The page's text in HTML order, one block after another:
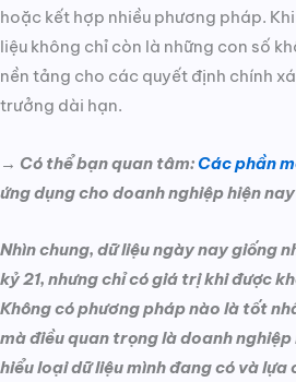
hoặc kết hợp nhiều phương pháp.
liệu không chỉ còn là những con số
nền tảng cho các quyết định chính
trưởng dài hạn.
→ Có thể bạn quan tâm:Các phần
ứng dụng cho doanh nghiệp hiện nay
Nhìn chung, dữ liệu ngày nay giống
kỷ 21, nhưng chỉ có giá trị khi được
Không có phương pháp nào là tốt
mà điều quan trọng là doanh
hiểu loại dữ liệu mình đang có và lựa